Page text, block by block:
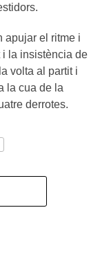
apujar el ritme i
i la insistència de
volta al partit i
la cua de la
derrotes.